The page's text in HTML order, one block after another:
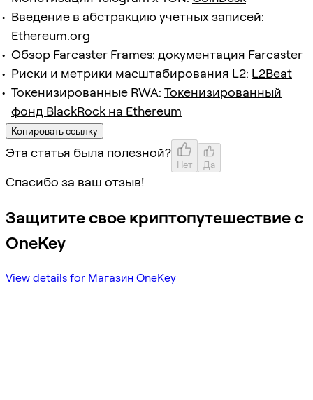
Введение в абстракцию учетных записей:
Ethereum.org
Обзор Farcaster Frames: документация Farcaster
Риски и метрики масштабирования L2: L2Beat
Токенизированные RWA: Токенизированный
фонд BlackRock на Ethereum
Копировать ссылку
Эта статья была полезной?
Нет Да
Спасибо за ваш отзыв!
Защитите свое криптопутешествие с
OneKey
View details for Магазин OneKey